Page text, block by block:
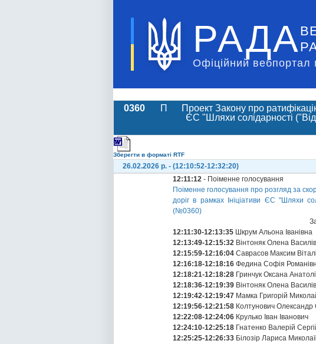
РАДА
Офіційний вебпортал
0360 П
Проект Закону про
ЄС "Шляхи солідарності
Зберегти в форматі RTF
26.02.2026 р. - (12:10:52-12:32:20)
12:11:12 - Поіменне голосування
Поіменне голосування про розгляд за
доріг в рамках Ініціативи ЄС "Шляхи
(№0360)
12:11:30-12:13:35 Шкрум Альона Іванівна
12:13:49-12:15:32 Вінтоняк Олена
12:15:59-12:16:04 Саврасов Максим
12:16:18-12:18:16 Федина Софія
12:18:21-12:18:28 Гринчук Оксана
12:18:36-12:19:39 Вінтоняк Олена
12:19:42-12:19:47 Мамка Григорій
12:19:56-12:21:58 Колтунович Олександр
12:22:08-12:24:06 Крулько Іван Іванович
12:24:10-12:25:18 Гнатенко Валерій
12:25:25-12:26:33 Білозір Лариса